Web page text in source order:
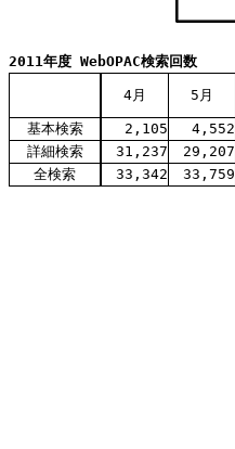
2011年度 WebOPAC検索回数
4月 5月
基本検索 2,105 4,552
詳細検索
31,237 29,207
全検索
33,342 33,759